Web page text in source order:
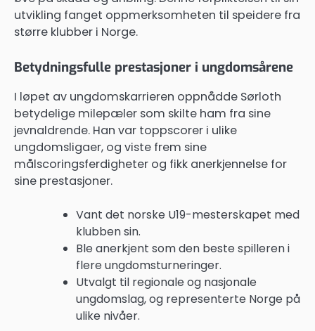
utvikling fanget oppmerksomheten til speidere fra
større klubber i Norge.
Betydningsfulle prestasjoner i ungdomsårene
I løpet av ungdomskarrieren oppnådde Sørloth
betydelige milepæler som skilte ham fra sine
jevnaldrende. Han var toppscorer i ulike
ungdomsligaer, og viste frem sine
målscoringsferdigheter og fikk anerkjennelse for
sine prestasjoner.
Vant det norske U19-mesterskapet med
klubben sin.
Ble anerkjent som den beste spilleren i
flere ungdomsturneringer.
Utvalgt til regionale og nasjonale
ungdomslag, og representerte Norge på
ulike nivåer.